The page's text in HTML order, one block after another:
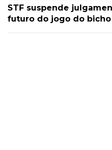
STF suspende
futuro do jogo do bicho